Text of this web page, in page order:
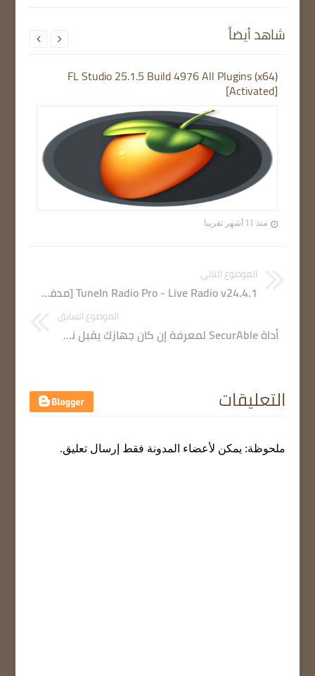
شاهد أيضاً
FL Studio 25.1.5 Build 4976 All Plugins (x64)
[Activated]
منذ 11 أشهر تقريبا
 
الموضوع التالي
TuneIn Radio Pro - Live Radio v24.4.1 [مدفوع] [Mod] [SAP] APK
الموضوع السابق
أداة SecurAble لمعرفة إن كان جهازك يقبل نظام 32 بيت أو 64 بيت
التعليقات
ملحوظة: يمكن لأعضاء المدونة فقط إرسال تعليق.